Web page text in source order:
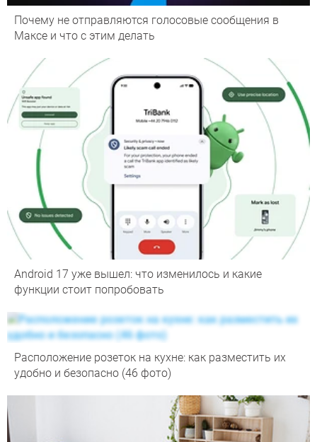
Почему не отправляются голосовые сообщения в
Максе и что с этим делать
Android 17 уже вышел: что изменилось и какие
функции стоит попробовать
Расположение розеток на кухне: как разместить их
удобно и безопасно (46 фото)